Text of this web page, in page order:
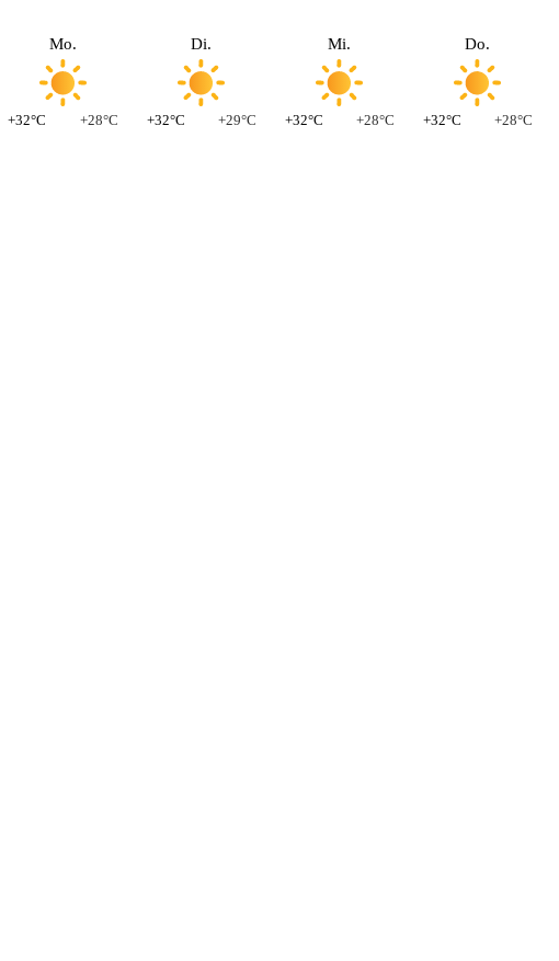
Mo.
+32°C +28°C
Di.
+32°C +29°C
Mi.
+32°C +28°C
Do.
+32°C +28°C